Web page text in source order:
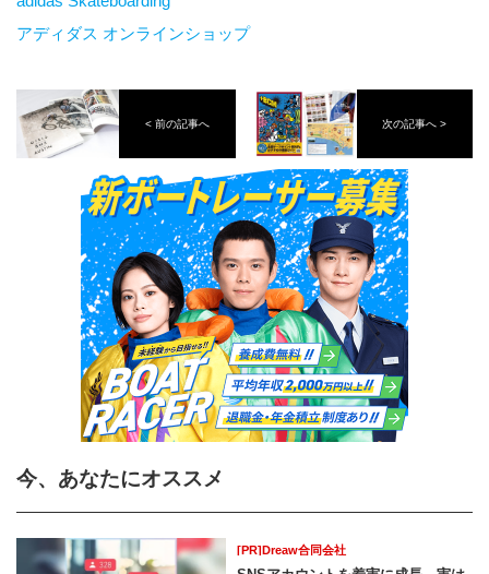
アディダス オンラインショップ
< 前の記事へ 次の記事へ >
今、あなたにオススメ
[PR]Dreaw合同会社